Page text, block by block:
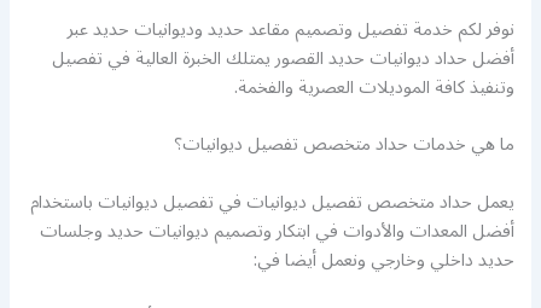
نوفر لكم خدمة تفصيل وتصميم مقاعد حديد وديوانيات حديد عبر
أفضل حداد ديوانيات حديد القصور يمتلك الخبرة العالية في تفصيل
وتنفيذ كافة الموديلات العصرية والفخمة.
ما هي خدمات حداد متخصص تفصيل ديوانيات؟
يعمل حداد متخصص تفصيل ديوانيات في تفصيل ديوانيات باستخدام
أفضل المعدات والأدوات في ابتكار وتصميم ديوانيات حديد وجلسات
حديد داخلي وخارجي ونعمل أيضا في: